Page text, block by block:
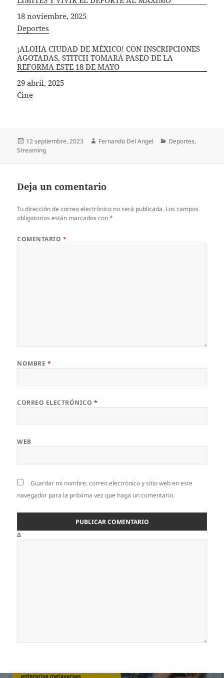
Fecha
18 noviembre, 2025
In relation to
Deportes
¡ALOHA CIUDAD DE MÉXICO! CON INSCRIPCIONES
AGOTADAS, STITCH TOMARÁ PASEO DE LA
REFORMA ESTE 18 DE MAYO
Fecha
29 abril, 2025
In relation to
Cine
Publicado
el
12 septiembre, 2023 Autor
Fernando Del Angel Categorías
Deportes,
Streaming
Deja un comentario
Tu dirección de correo electrónico no será publicada. Los campos
obligatorios están marcados con*
COMENTARIO *
NOMBRE *
CORREO ELECTRÓNICO *
WEB
Guardar mi nombre, correo electrónico y sitio web en este
navegador para la próxima vez que haga un comentario.
Δ